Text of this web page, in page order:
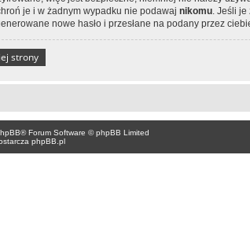
je i w żadnym wypadku nie podawaj nikomu. Jeśli je
nowe hasło i przesłane na podany przez
strony
® Forum Software © phpBB Limited
phpBB.pl